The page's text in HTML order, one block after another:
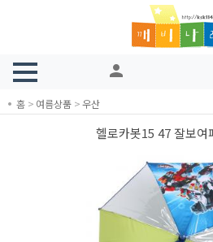
person
홈 > 여름상품 >우산
헬로카봇15 47 잘보여